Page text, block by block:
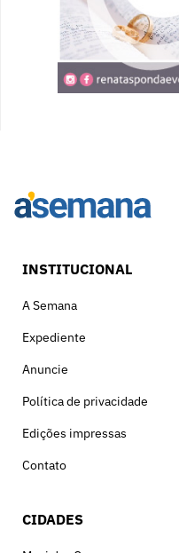
INSTITUCIONAL
A Semana
Expediente
Anuncie
Política de privacidade
Edições impressas
Contato
CIDADES